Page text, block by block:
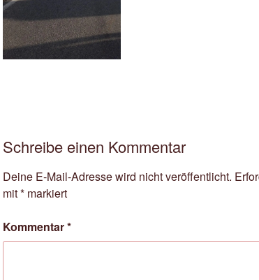
Schreibe einen Kommentar
Deine E-Mail-Adresse wird nicht veröffentlicht.
mit* markiert
Kommentar*